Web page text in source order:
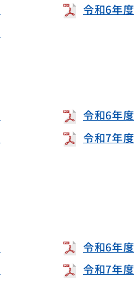
令和6年
令和6年
令和7年
令和6年
令和7年